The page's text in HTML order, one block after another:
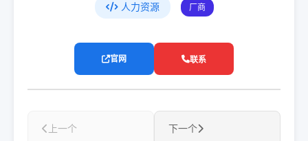
人力资源 厂商
官网 联系
上一个 下一个